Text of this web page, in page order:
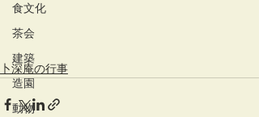
食文化
茶会
建築
造園
動物
卜深庵の行事